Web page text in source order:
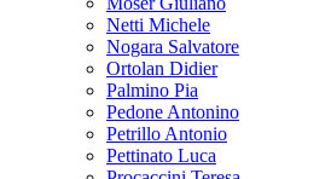
Netti Michele
Nogara Salvatore
Ortolan Didier
Palmino Pia
Pedone Antonino
Petrillo Antonio
Pettinato Luca